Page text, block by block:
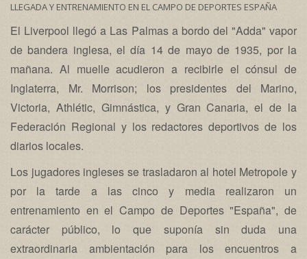
LLEGADA Y ENTRENAMIENTO EN EL CAMPO DE DEPORTES ESPAÑA
El Liverpool llegó a Las Palmas a bordo del "Adda" vapor
de bandera inglesa, el día 14 de mayo de 1935, por la
mañana. Al muelle acudieron a recibirle el cónsul de
Inglaterra, Mr. Morrison; los presidentes del Marino,
Victoria, Athlétic, Gimnástica, y Gran Canaria, el de la
Federación Regional y los redactores deportivos de los
diarios locales.
Los jugadores ingleses se trasladaron al hotel Metropole y
por la tarde a las cinco y media realizaron un
entrenamiento en el Campo de Deportes "España", de
carácter público, lo que suponía sin duda una
extraordinaria ambientación para los encuentros a